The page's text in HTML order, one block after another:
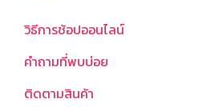
วิธีการช้อปออนไลน์
คำถามที่พบบ่อย
ติดตามสินค้า